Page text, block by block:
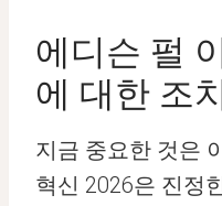
에디슨 펄
에 대한 조
지금 중요한 것은
혁신 2026은 진정